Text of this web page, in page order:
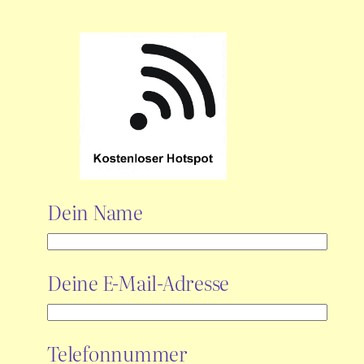
Dein Name
Deine E-Mail-Adresse
Telefonnummer